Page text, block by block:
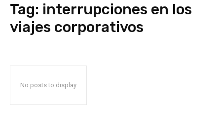
Tag: interrupciones en los
viajes corporativos
No posts to display